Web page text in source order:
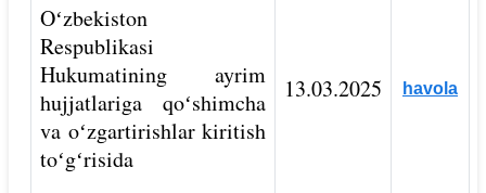
Oʻzbekiston
Respublikasi
Hukumatining ayrim
hujjatlariga qoʻshimcha
va oʻzgartirishlar kiritish
toʻgʻrisida
13.03.2025 havola